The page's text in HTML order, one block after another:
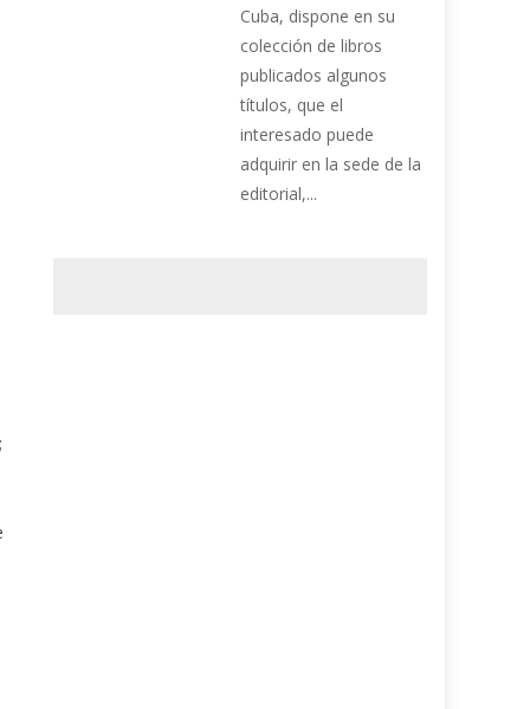
;
Cuba, dispone en su
colección de libros
publicados algunos
títulos, que el
interesado puede
adquirir en la sede de la
editorial,...